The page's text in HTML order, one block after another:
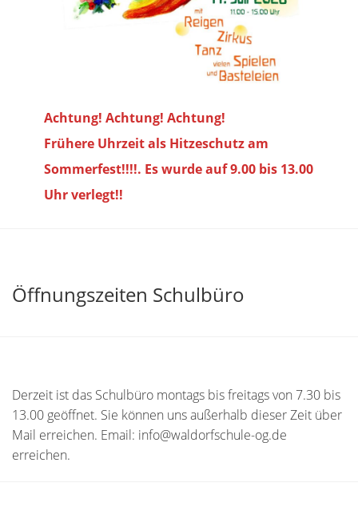
Achtung! Achtung! Achtung!
Frühere Uhrzeit als Hitzeschutz am
Sommerfest!!!!. Es wurde auf 9.00 bis 13.00
Uhr verlegt!!
Öffnungszeiten Schulbüro
Derzeit ist das Schulbüro montags bis freitags von 7.30 bis
13.00 geöffnet. Sie können uns außerhalb dieser Zeit über
Mail erreichen. Email: info@waldorfschule-og.de
erreichen.